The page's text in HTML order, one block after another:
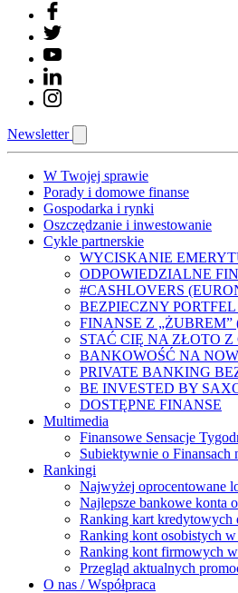
Newsletter
W Twojej sprawie
Porady i domowe finanse
Gospodarka i rynki
Oszczędzanie i inwestowanie
Cykle partnerskie
WYCISKANIE
ODPOWIEDZIALNE
#CASHLOVERS
BEZPIECZNY
FINANSE Z
STAĆ CIĘ NA ZŁOTO Z
BANKOWOŚĆ NA
PRIVATE BANKING
BE INVESTED BY
DOSTĘPNE FINANSE
Multimedia
Finansowe Sensacje
Subiektywnie o Finansach
Rankingi
Najwyżej oprocentowane
Najlepsze bankowe konta
Ranking kart kredytowych
Ranking kont osobistych w
Ranking kont firmowych
Przegląd aktualnych
O nas / Współpraca